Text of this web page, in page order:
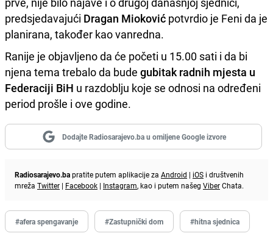
predsjedavajući Dragan Mioković potvrdio je Feni da je
planirana, također kao vanredna.
Ranije je objavljeno da će početi u 15.00 sati i da bi
njena tema trebalo da bude gubitak radnih mjesta u
Federaciji BiH u razdoblju koje se odnosi na određeni
period prošle i ove godine.
Dodajte Radiosarajevo.ba u omiljene Google izvore
Radiosarajevo.bapratite putem aplikacije za Android | iOS i društvenih
mreža Twitter | Facebook | Instagram, kao i putem našeg ViberChata.
#afera spengavanje #Zastupnički dom #hitna sjednica